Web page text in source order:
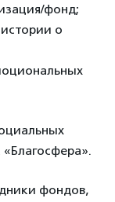
фонд;
о
фондов,